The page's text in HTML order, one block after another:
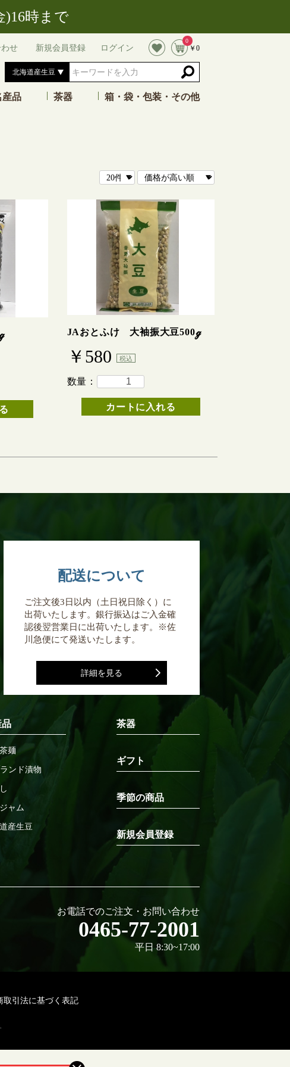
)16時まで
せ 新規会員登録 ログイン
0
￥0
産品 茶器 箱・袋・包装・その他
JAおとふけ 大袖振大豆500ℊ
￥580 税込
数量：
カートに入れる
配送について
ご注文後3日以内（土日祝日除く）に
出荷いたします。銀行振込はご入金確
認後翌営業日に出荷いたします。※佐
川急便にて発送いたします。
詳細を見る
品
麺
ンド漬物
ャム
産生豆
茶器
ギフト
季節の商品
新規会員登録
お電話でのご注文・お問い合わせ
0465-77-2001
平日 8:30~17:00
取引法に基づく表記